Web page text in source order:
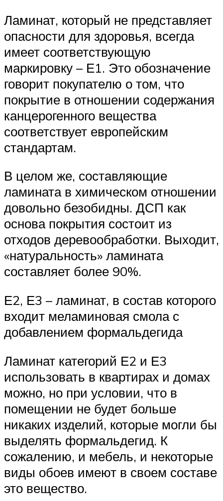
Ламинат, который не представляет
опасности для здоровья, всегда
имеет соответствующую
маркировку – Е1. Это обозначение
говорит покупателю о том, что
покрытие в отношении содержания
канцерогенного вещества
соответствует европейским
стандартам.
В целом же, составляющие
ламината в химическом отношении
довольно безобидны. ДСП как
основа покрытия состоит из
отходов деревообработки. Выходит,
«натуральность» ламината
составляет более 90%.
Е2, Е3 – ламинат, в состав которого
входит меламиновая смола с
добавлением формальдегида
Ламинат категорий Е2 и Е3
использовать в квартирах и домах
можно, но при условии, что в
помещении не будет больше
никаких изделий, которые могли бы
выделять формальдегид. К
сожалению, и мебель, и некоторые
виды обоев имеют в своем составе
это вещество.